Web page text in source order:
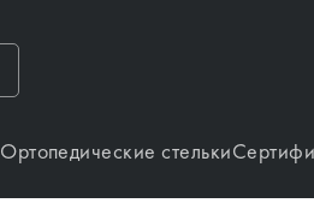
Ортопедические стельки